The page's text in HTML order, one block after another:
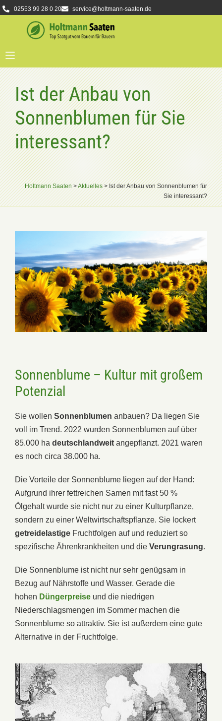
02553 99 28 0 20 service@holtmann-saaten.de
Ist der Anbau von
Sonnenblumen für Sie
interessant?
Holtmann Saaten>Aktuelles>Ist der Anbau von Sonnenblumen für
Sie interessant?
Sonnenblume – Kultur mit großem
Potenzial
Sie wollen Sonnenblumen anbauen? Da liegen Sie
voll im Trend. 2022 wurden Sonnenblumen auf über
85.000 ha deutschlandweit angepflanzt. 2021 waren
es noch circa 38.000 ha.
Die Vorteile der Sonnenblume liegen auf der Hand:
Aufgrund ihrer fettreichen Samen mit fast 50 %
Ölgehalt wurde sie nicht nur zu einer Kulturpflanze,
sondern zu einer Weltwirtschaftspflanze. Sie lockert
getreidelastige Fruchtfolgen auf und reduziert so
spezifische Ährenkrankheiten und die Verungrasung.
Die Sonnenblume ist nicht nur sehr genügsam in
Bezug auf Nährstoffe und Wasser. Gerade die
hohen Düngerpreise und die niedrigen
Niederschlagsmengen im Sommer machen die
Sonnenblume so attraktiv. Sie ist außerdem eine gute
Alternative in der Fruchtfolge.